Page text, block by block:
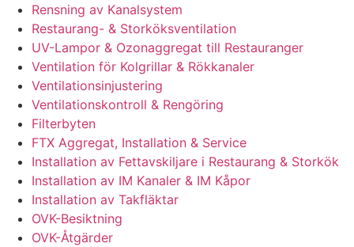
Rensning av Kanalsystem
Restaurang- & Storköksventilation
UV-Lampor & Ozonaggregat till Restauranger
Ventilation för Kolgrillar & Rökkanaler
Ventilationsinjustering
Ventilationskontroll & Rengöring
Filterbyten
FTX Aggregat, Installation & Service
Installation av Fettavskiljare i Restaurang & Storkök
Installation av IM Kanaler & IM Kåpor
Installation av Takfläktar
OVK-Besiktning
OVK-Åtgärder